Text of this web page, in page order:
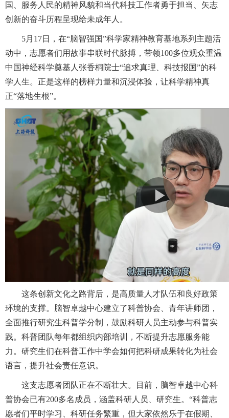
国、服务人民的精神风貌和当代科技工作者勇于担当、矢志
创新的奋斗历程呈现给未成年人。
5月17日，在“脑智强国”科学家精神教育基地系列主题活
动中，志愿者们用故事串联时代脉搏，带领100多位观众重温
中国神经科学奠基人张香桐院士“追求真理、科技报国”的科
学人生。正是这样的榜样力量和沉浸体验，让科学精神真
正“落地生根”。
这条创新文化之路背后，是高质量人才队伍和良好政策
环境的支撑。脑智卓越中心建立了科普协会、青年讲师团，
全面推行研究生科普学分制，鼓励科研人员主动参与科普实
践。科普团队每年都组织内部培训，不断提升志愿服务能
力。研究生们在科普工作中学会如何把科研成果转化为社会
语言，提升社会责任意识。
这支志愿者团队正在不断壮大。目前，脑智卓越中心科
普协会已有200多名成员，涵盖科研人员、研究生。“科普志
愿者们平时学习、科研任务繁重，但大家依然乐于在假期、